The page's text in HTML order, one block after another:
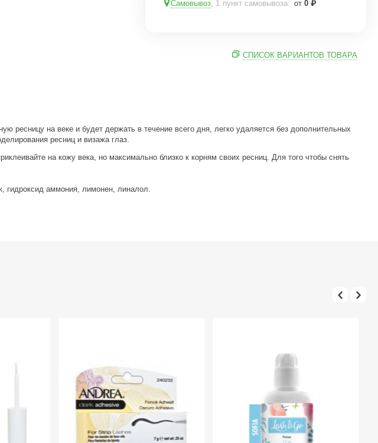
Самовывоз, 1 пункт самовывоза: от 0 ₽
СПИСОК ВАРИАНТОВ ТОВАРА
ресницу на веке и будет держать в течение всего дня, легко удаляется без дополнительных
ресниц и визажа глаз.
на кожу века, но максимально близко к корням своих ресниц. Для того чтобы снять
гидроксид аммония, лимонен, линалол.